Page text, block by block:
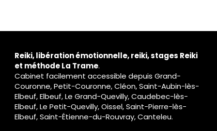
Reiki, libération émotionnelle, reiki, stages Reiki
et méthode La Trame.
Cabinet facilement accessible depuis Grand-
Couronne, Petit-Couronne, Cléon, Saint-Aubin-lès-
Elbeuf, Elbeuf, Le Grand-Quevilly, Caudebec-lès-
Elbeuf, Le Petit-Quevilly, Oissel, Saint-Pierre-lès-
Elbeuf, Saint-Étienne-du-Rouvray, Canteleu.